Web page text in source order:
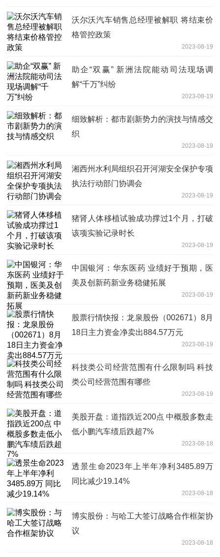
沃尔沃汽车销售总经理被解职 将结束价
格管控政策
2023-08-19
助企“双赢” 新洲法院能动司法现场调
解“千万”纠纷
2023-08-19
细致解析：都市剧新势力的演技与情感交
织
2023-08-19
湘西州水利局组织召开河湖安全保护专项
执法行动部门协调会
2023-08-19
猪肾人体移植试验成功撑过1个月，打破
该项实验记录时长
2023-08-19
中国银河：华东医药 业绩好于预期，医
美及创新药新业务稳健拓展
2023-08-19
股票行情快报：龙泉股份（002671）8月
18日主力资金净卖出884.57万元
2023-08-19
科技类公司经营范围有什么限制吗 科技
类公司经营范围有哪些
2023-08-19
美股开盘：道指跌近200点 中概股多数走
低小鹏汽车绩后跌超7%
2023-08-18
透景生命2023年上半年净利3485.89万
同比减少19.14%
2023-08-18
博实股份：与哈工大签订战略合作框架协
议
2023-08-18